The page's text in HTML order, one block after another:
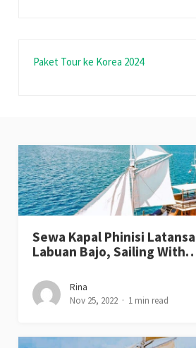
Paket Tour ke Korea 2024
Sewa Kapal Phinisi
Labuan Bajo, Sailing
Rina
Nov 25, 2022
1 min read